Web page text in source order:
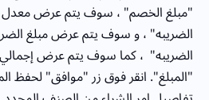
"مبلغ الخصم" ، سوف يتم عرض معدل
الضريبه" ، و سوف يتم عرض مبلغ
الضريبه" ، كما سوف يتم عرض
"المبلغ". انقر فوق زر "موافق" لحفظ